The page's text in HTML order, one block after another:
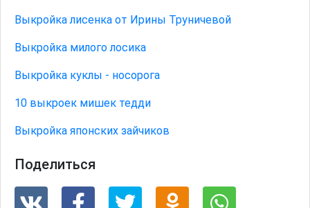
Выкройка лисенка от Ирины Труничевой
Выкройка милого лосика
Выкройка куклы - носорога
10 выкроек мишек тедди
Выкройка японских зайчиков
Поделиться